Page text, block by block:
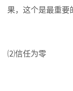
果，这个是最重要
⑵信任为零